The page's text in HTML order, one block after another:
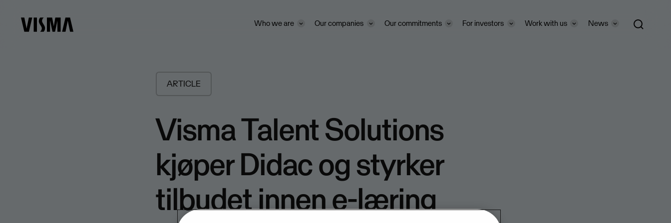
Who we are Our companies Our commitments For investors Work with us News
ARTICLE
Visma Talent Solutions
kjøper Didac og styrker
tilbudet innen e-læring